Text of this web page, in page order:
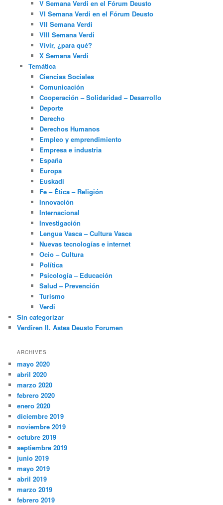
V Semana Verdi en el Fórum Deusto
VI Semana Verdi en el Fórum Deusto
VII Semana Verdi
VIII Semana Verdi
Vivir, ¿para qué?
X Semana Verdi
Temática
Ciencias Sociales
Comunicación
Cooperación – Solidaridad – Desarrollo
Deporte
Derecho
Derechos Humanos
Empleo y emprendimiento
Empresa e industria
España
Europa
Euskadi
Fe – Ética – Religión
Innovación
Internacional
Investigación
Lengua Vasca – Cultura Vasca
Nuevas tecnologías e internet
Ocio – Cultura
Política
Psicología – Educación
Salud – Prevención
Turismo
Verdi
Sin categorizar
Verdiren II. Astea Deusto Forumen
ARCHIVES
mayo 2020
abril 2020
marzo 2020
febrero 2020
enero 2020
diciembre 2019
noviembre 2019
octubre 2019
septiembre 2019
junio 2019
mayo 2019
abril 2019
marzo 2019
febrero 2019